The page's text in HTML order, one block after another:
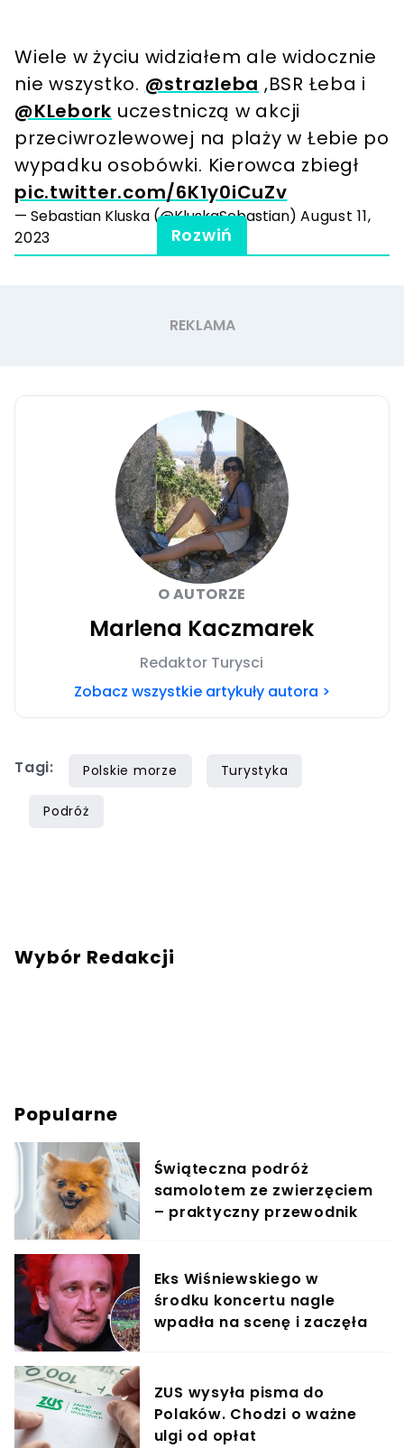
Wiele w życiu widziałem ale widocznie
nie wszystko. @strazleba ,BSR Łeba i
@KLebork uczestniczą w akcji
przeciwrozlewowej na plaży w Łebie po
wypadku osobówki. Kierowca zbiegł
pic.twitter.com/6K1y0iCuZv
— Sebastian Kluska (@KluskaSebastian) August 11,
2023
Rozwiń
O AUTORZE
Marlena Kaczmarek
Redaktor Turysci
Zobacz wszystkie artykuły autora >
Tagi: Polskie morze Turystyka
Podróż
Wybór Redakcji
Popularne
Świąteczna podróż
samolotem ze zwierzęciem
– praktyczny przewodnik
Eks Wiśniewskiego w
środku koncertu nagle
wpadła na scenę i zaczęła
ZUS wysyła pisma do
Polaków. Chodzi o ważne
ulgi od opłat